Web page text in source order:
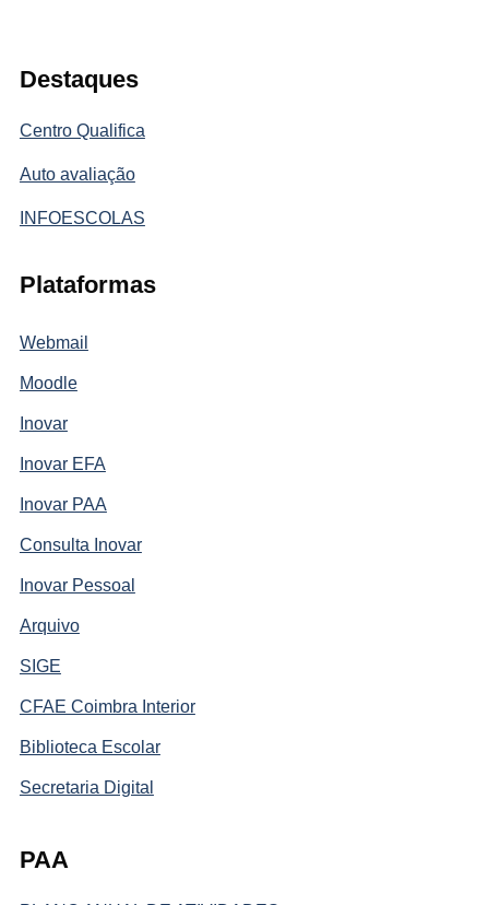
Destaques
Centro Qualifica
Auto avaliação
INFOESCOLAS
Plataformas
Webmail
Moodle
Inovar
Inovar EFA
Inovar PAA
Consulta Inovar
Inovar Pessoal
Arquivo
SIGE
CFAE Coimbra Interior
Biblioteca Escolar
Secretaria Digital
PAA